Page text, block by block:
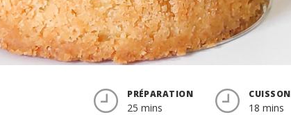
PRÉPARATION
25 mins
CUISSON
18 mins